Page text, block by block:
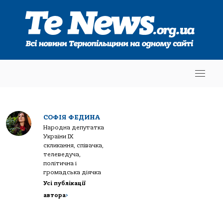
СОФІЯ ФЕДИНА
Народна депутатка
України IX
скликання, співачка,
телеведуча,
політична і
громадська діячка
Усі публікації
автора>